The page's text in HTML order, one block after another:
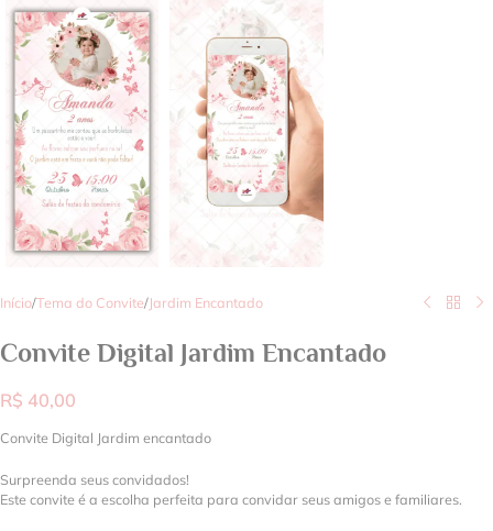
Início/Tema do Convite/Jardim Encantado
Convite Digital Jardim Encantado
R$ 40,00
Convite Digital Jardim encantado
Surpreenda seus convidados!
Este convite é a escolha perfeita para convidar seus amigos e familiares.